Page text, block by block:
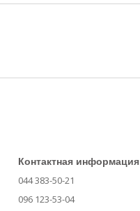
Контактная информация
044 383-50-21
096 123-53-04